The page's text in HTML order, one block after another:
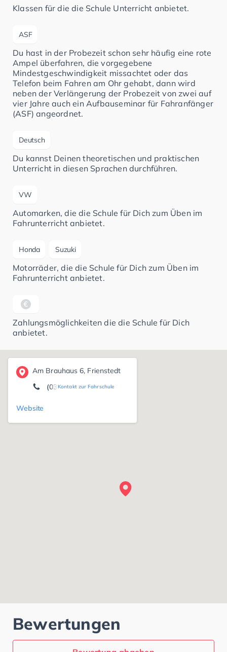
Klassen für die die Schule Unterricht anbietet.
ASF
Du hast in der Probezeit schon sehr häufig eine rote
Ampel überfahren, die vorgegebene
Mindestgeschwindigkeit missachtet oder das
Telefon beim Fahren am Ohr gehabt, dann wird
neben der Verlängerung der Probezeit von zwei auf
vier Jahre auch ein Aufbauseminar für Fahranfänger
(ASF) angeordnet.
Deutsch
Du kannst Deinen theoretischen und praktischen
Unterricht in diesen Sprachen durchführen.
VW
Automarken, die die Schule für Dich zum Üben im
Fahrunterricht anbietet.
Honda Suzuki
Motorräder, die die Schule für Dich zum Üben im
Fahrunterricht anbietet.
Zahlungsmöglichkeiten die die Schule für Dich
anbietet.
Am Brauhaus 6, Frienstedt
Kontakt zur Fahrschule
(036208) 7 04 10
Website
Bewertungen